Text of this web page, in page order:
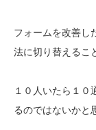
フォームを改善し
法に切り替えるこ
１０人いたら１０
るのではないかと